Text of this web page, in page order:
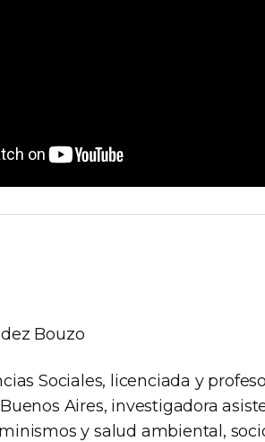
Bouzo
Sociales, licenciada y
Aires, investigadora
y salud ambiental,